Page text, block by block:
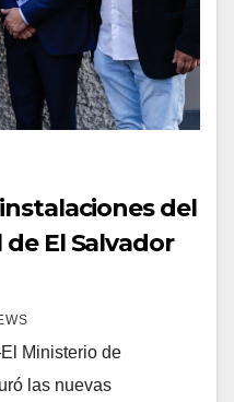
del
El Salvador
Ministerio de
las nuevas